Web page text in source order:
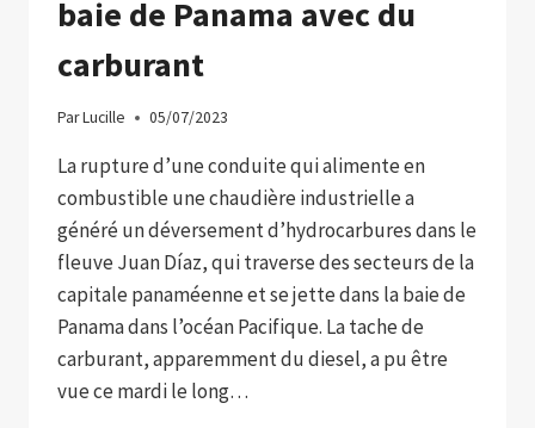
LE
baie de Panama avec du
carburant
ParLucille 05/07/2023
La rupture d’une conduite qui alimente en
combustible une chaudière industrielle a
généré un déversement d’hydrocarbures dans le
fleuve Juan Díaz, qui traverse des secteurs de la
capitale panaméenne et se jette dans la baie de
Panama dans l’océan Pacifique. La tache de
carburant, apparemment du diesel, a pu être
vue ce mardi le long…